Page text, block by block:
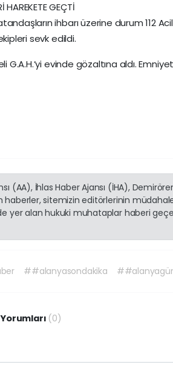
HAREKETE GEÇTİ
ihbarı üzerine durum 112
sevk edildi.
G.A.H.’yi evinde gözaltına aldı.
(AA), İhlas Haber Ajansı (İHA),
haberler, sitemizin editörlerinin
yer alan hukuki muhataplar haberi
##alanyasondakika
(0)